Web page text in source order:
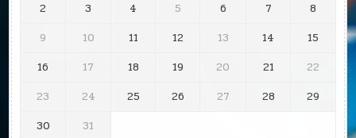
2
3 4 5 6 7
8
9
10 11 12 13 14
15
16
17 18 19 20 21
22
23
24 25 26 27 28
29
30
31